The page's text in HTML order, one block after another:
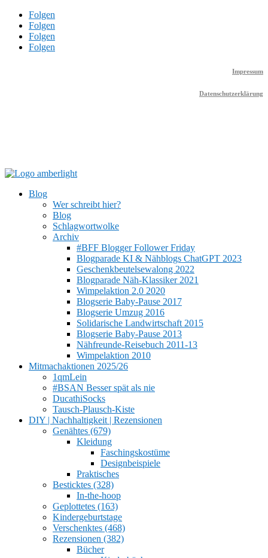
Folgen
Folgen
Folgen
Folgen
Impressum
Datenschutzerklärung
Blog
Wer schreibt hier?
Blog
Schlagwortwolke
Archiv
#BFF Blogger Follower Friday
Blogparade KI & Nähblogs ChatGPT 2023
Geschenkbeutelsewalong 2022
Blogparade Näh-Klassiker 2021
Wimpelaktion 2.0 2020
Blogserie Baby-Pause 2017
Blogserie Umzug 2016
Solidarische Landwirtschaft 2015
Blogserie Baby-Pause 2013
Nähfreunde-Reisebuch 2011-13
Wimpelaktion 2010
Mitmachaktionen 2025/26
1qmLein
#BSAN Besser spät als nie
DucathiSocks
Tausch-Plausch-Kiste
DIY | Nachhaltigkeit | Rezensionen
Genähtes (679)
Kleidung
Faschingskostüme
Designbeispiele
Praktisches
Besticktes (328)
In-the-hoop
Geplottetes (163)
Kindergeburtstage
Verschenktes (468)
Rezensionen (382)
Bücher